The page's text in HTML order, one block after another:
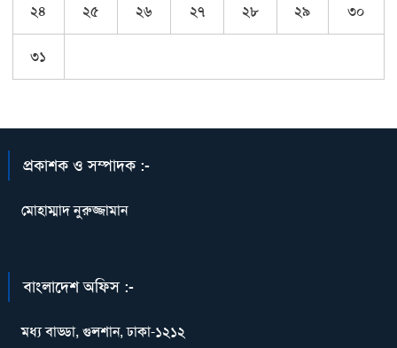
২৪ ২৫ ২৬ ২৭ ২৮ ২৯ ৩০
৩১
প্রকাশক ও সম্পাদক :-
মোহাম্মাদ নুরুজ্জামান
বাংলাদেশ অফিস :-
মধ্য বাড্ডা, গুলশান, ঢাকা-১২১২